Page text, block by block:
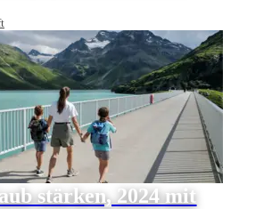
stärken, 2024 mit